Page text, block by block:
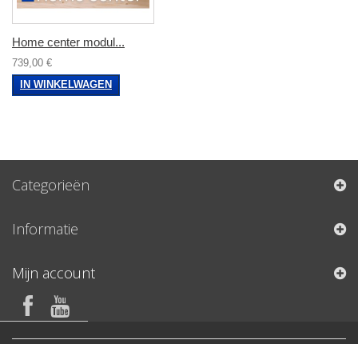
Home center modul...
739,00 €
IN WINKELWAGEN
Categorieën
Informatie
Mijn account